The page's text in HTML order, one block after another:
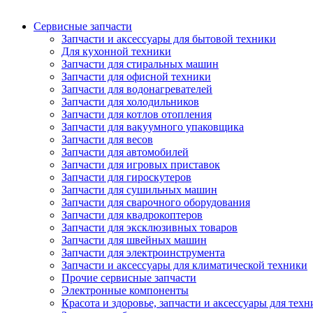
Сервисные запчасти
Запчасти и аксессуары для бытовой техники
Для кухонной техники
Запчасти для стиральных машин
Запчасти для офисной техники
Запчасти для водонагревателей
Запчасти для холодильников
Запчасти для котлов отопления
Запчасти для вакуумного упаковщика
Запчасти для весов
Запчасти для автомобилей
Запчасти для игровых приставок
Запчасти для гироскутеров
Запчасти для сушильных машин
Запчасти для сварочного оборудования
Запчасти для квадрокоптеров
Запчасти для эксклюзивных товаров
Запчасти для швейных машин
Запчасти для электроинструмента
Запчасти и аксессуары для климатической техники
Прочие сервисные запчасти
Электронные компоненты
Красота и здоровье, запчасти и аксессуары для